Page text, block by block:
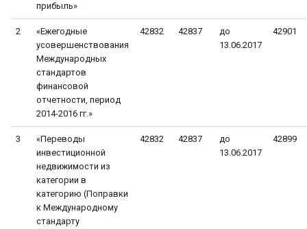
прибыль»
2
«Ежегодные
усовершенствования
Международных
стандартов
финансовой
отчетности, период
2014-2016 гг.»
42832 42837
до
13.06.2017
42901
3
«Переводы
инвестиционной
недвижимости из
категории в
категорию (Поправки
к Международному
стандарту
42832 42837
до
13.06.2017
42899